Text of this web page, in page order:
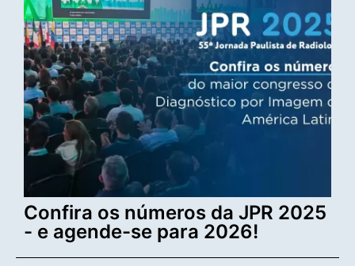
Confira os números da JPR 2025
- e agende-se para 2026!